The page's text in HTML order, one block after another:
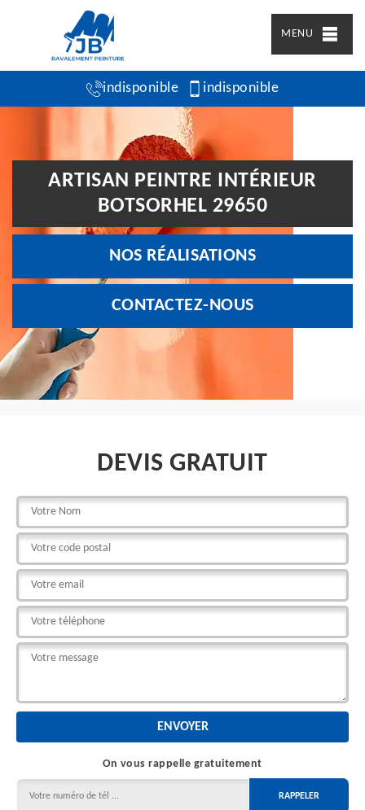
MENU
indisponible indisponible
ARTISAN PEINTRE INTÉRIEUR
BOTSORHEL 29650
NOS RÉALISATIONS
CONTACTEZ-NOUS
DEVIS GRATUIT
On vous rappelle gratuitement